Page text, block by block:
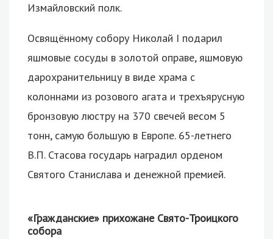
Измайловский полк.
Освящённому собору Николай I подарил
яшмовые сосуды в золотой оправе, яшмовую
дарохранительницу в виде храма с
колоннами из розового агата и трехъярусную
бронзовую люстру на 370 свечей весом 5
тонн, самую большую в Европе. 65-летнего
В.П. Стасова государь наградил орденом
Святого Станислава и денежной премией.
«Гражданские» прихожане Свято-Троицкого
собора